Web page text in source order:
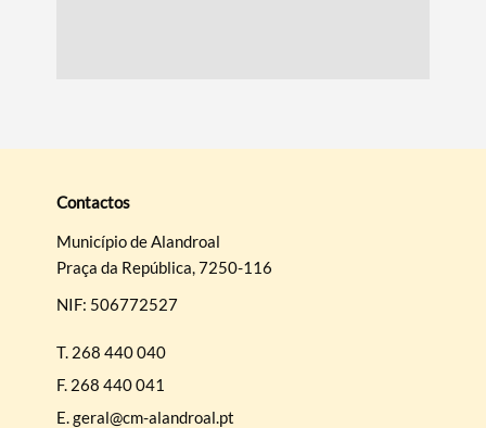
Termo de Pesquisa
Contactos
Município de Alandroal
Praça da República, 7250-116
NIF: 506772527
T. 268 440 040
F. 268 440 041
E.geral@cm-alandroal.pt